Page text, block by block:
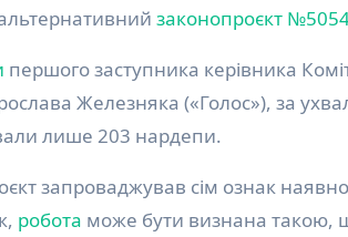
законопроєкт
першого заступника керівника
Железняка («Голос»), за
лише 203 нардепи.
запроваджував сім ознак
робота може бути визнана такою,